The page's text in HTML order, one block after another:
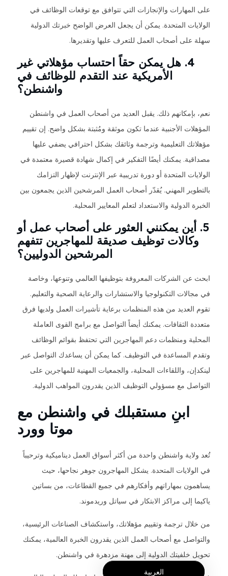
على المهارات والإنجازات التي تتوافق مع توقعات الوظائف في
الولايات المتحدة. يمكن أن يجعل العرض الواضح خبرتك الدولية
سهلة على أصحاب العمل للتعرف عليها وتقديرها.
4. هل يمكن حقاً احتساب مؤهلاتي غير
الأمريكية عند التقدم للوظائف في
واشنطن؟
نعم، بإمكانهم ذلك. يقبل العديد من أصحاب العمل في واشنطن
المؤهلات الأجنبية عندما تكون موثقة ومُثبتة بشكل واضح. إن تقييم
مؤهلاتك التعليمية وترجمة وثائقك بشكل احترافي يضفي عليها
مصداقية. يمكنك أيضًا التفكير في إكمال شهادة قصيرة معتمدة في
الولايات المتحدة أو دورة تدريبية عبر الإنترنت لإظهار التزامك
بالتطوير المهني. يُقدّر أصحاب العمل المرشحين الذين يجمعون بين
الخبرة الدولية والاستعداد لتعلم المعايير المحلية.
5. أين يمكنني العثور على أصحاب عمل أو
وكالات توظيف صديقة للمهاجرين تتفهم
المرشحين الدوليين؟
ابحث عن الشركات المعروفة بتوظيفها العالمي وتنوعها، وخاصة
في مجالات التكنولوجيا والاستشارات والرعاية الصحية والتعليم.
تقوم العديد من هذه المنظمات برعاية تأشيرات العمل ولديها فرق
متعددة الثقافات. يمكنك أيضاً التواصل مع برامج القوى العاملة
المحلية ومنظمات دعم المهاجرين التي تحتفظ بقوائم الوظائف
وتقدم المساعدة في التوظيف. كما يمكن أن يساعدك التواصل عبر
لينكدإن، واللقاءات المحلية، والجمعيات المهنية للمهاجرين على
التواصل مع مسؤولي التوظيف الذين يقدرون المواهب الدولية.
ابنِ مستقبلك في واشنطن مع
موتا وورد
تُعد ولاية واشنطن واحدة من أكثر أسواق العمل ديناميكية وترحيباً
في الولايات المتحدة. يشكل المهاجرون جوهر نجاحها، حيث
يساهمون بمهاراتهم وأفكارهم في جميع القطاعات، من بساتين
ياكيما إلى مراكز الابتكار في سياتل وريدموند.
من خلال ترجمة وتقييم مؤهلاتك، واستكشاف الصناعات الرئيسية،
والتواصل مع أصحاب العمل الذين يقدرون الخبرة العالمية، يمكنك
تحويل خلفيتك الدولية إلى مهنة مزدهرة في واشنطن.
العربية